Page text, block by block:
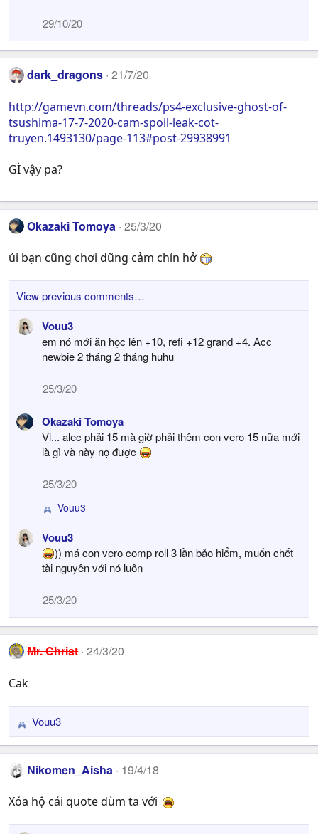
o
n
s
:
29/10/20
dark_dragons 21/7/20
http://gamevn.com/threads/ps4-exclusive-ghost-of-
tsushima-17-7-2020-cam-spoil-leak-cot-
truyen.1493130/page-113#post-29938991
GÌ vậy pa?
Okazaki Tomoya 25/3/20
úi bạn cũng chơi dũng cảm chín hở
View previous comments…
Vouu3
em nó mới ăn học lên +10, refi +12 grand +4. Acc
newbie 2 tháng 2 tháng huhu
25/3/20
Okazaki Tomoya
Vl... alec phải 15 mà giờ phải thêm con vero 15 nữa mới
là gì và này nọ được
25/3/20
R
a
c
t
o
n
s
:
Vouu3
Vouu3
)) má con vero comp roll 3 lần bảo hiểm, muốn chết
tài nguyên với nó luôn
25/3/20
Mr. Christ 24/3/20
Cak
R
e
a
c
i
Vouu3
Nikomen_Aisha 19/4/18
Xóa hộ cái quote dùm ta với